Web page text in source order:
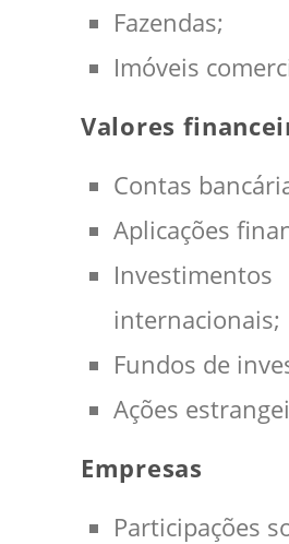
Fazendas;
Imóveis
Valores
Contas
Aplicações
Investimentos
internacionais;
Fundos de
Ações
Empresas
Participações